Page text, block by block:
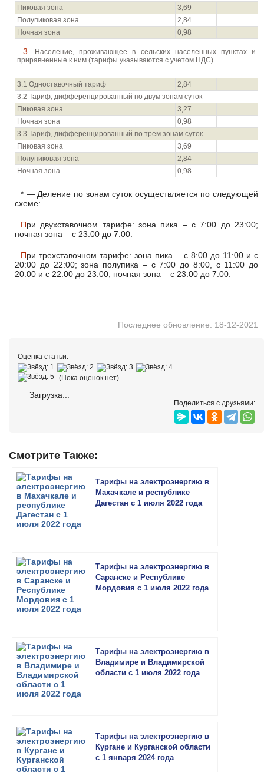
Пиковая зона
3,69
Полупиковая зона
2,84
Ночная зона
0,98
3. Население, проживающее в сельских населенных пунктах и
приравненные к ним (тарифы указываются с учетом НДС)
3.1 Одноставочный тариф
2,84
3.2 Тариф, дифференцированный по двум зонам суток
Пиковая зона
3,27
Ночная зона
0,98
3.3 Тариф, дифференцированный по трем зонам суток
Пиковая зона
3,69
Полупиковая зона
2,84
Ночная зона
0,98
* — Деление по зонам суток осуществляется по следующей
схеме:
При двухставочном тарифе: зона пика – с 7:00 до 23:00;
ночная зона – с 23:00 до 7:00.
При трехставочном тарифе: зона пика – с 8:00 до 11:00 и с
20:00 до 22:00; зона полупика – с 7:00 до 8:00, с 11:00 до
20:00 и с 22:00 до 23:00; ночная зона – с 23:00 до 7:00.
Последнее обновление: 18-12-2021
Оценка статьи:
(Пока оценок нет)
Загрузка...
Поделиться с друзьями:
Смотрите Также:
Тарифы на электроэнергию в
Махачкале и республике
Дагестан с 1 июля 2022 года
Тарифы на электроэнергию в
Саранске и Республике
Мордовия с 1 июля 2022 года
Тарифы на электроэнергию в
Владимире и Владимирской
области с 1 июля 2022 года
Тарифы на электроэнергию в
Кургане и Курганской области
с 1 января 2024 года